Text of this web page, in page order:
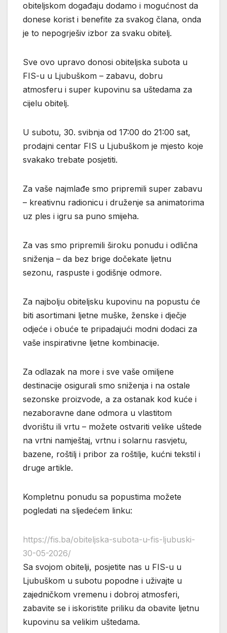
obiteljskom događaju dodamo i mogućnost da
donese korist i benefite za svakog člana, onda
je to nepogrješiv izbor za svaku obitelj.
Sve ovo upravo donosi obiteljska subota u
FIS-u u Ljubuškom – zabavu, dobru
atmosferu i super kupovinu sa uštedama za
cijelu obitelj.
U subotu, 30. svibnja od 17:00 do 21:00 sat,
prodajni centar FIS u Ljubuškom je mjesto koje
svakako trebate posjetiti.
Za vaše najmlađe smo pripremili super zabavu
– kreativnu radionicu i druženje sa animatorima
uz ples i igru sa puno smijeha.
Za vas smo pripremili široku ponudu i odlična
sniženja – da bez brige dočekate ljetnu
sezonu, raspuste i godišnje odmore.
Za najbolju obiteljsku kupovinu na popustu će
biti asortimani ljetne muške, ženske i dječje
odjeće i obuće te pripadajući modni dodaci za
vaše inspirativne ljetne kombinacije.
Za odlazak na more i sve vaše omiljene
destinacije osigurali smo sniženja i na ostale
sezonske proizvode, a za ostanak kod kuće i
nezaboravne dane odmora u vlastitom
dvorištu ili vrtu – možete ostvariti velike uštede
na vrtni namještaj, vrtnu i solarnu rasvjetu,
bazene, roštilj i pribor za roštilje, kućni tekstil i
druge artikle.
Kompletnu ponudu sa popustima možete
pogledati na sljedećem linku:
https://fis.ba/obiteljska-subota-u-fis-ljubuski-
30-05-2026/:
PROMO:Obiteljska
subota
u
FIS-
u
Sa svojom obitelji, posjetite nas u FIS-u u
Ljubuškom u subotu popodne i uživajte u
zajedničkom vremenu i dobroj atmosferi,
zabavite se i iskoristite priliku da obavite ljetnu
kupovinu sa velikim uštedama.